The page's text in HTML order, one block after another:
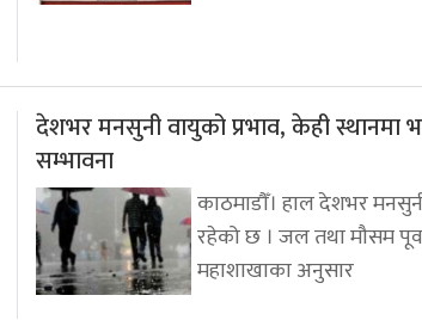
देशभर मनसुनी वायुको प्रभाव, केही स्थानमा
सम्भावना
काठमाडौँ। हाल देशभर
रहेको छ । जल तथा मौसम
महाशाखाका अनुसार